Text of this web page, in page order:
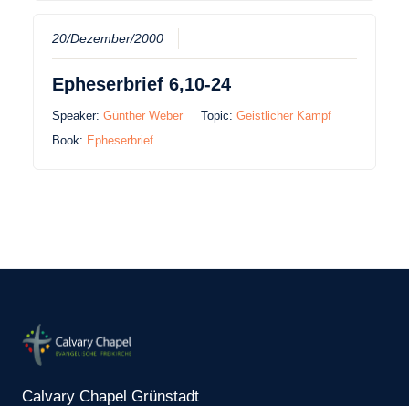
20/Dezember/2000
Epheserbrief 6,10-24
Speaker:Günther Weber Topic:Geistlicher Kampf
Book: Epheserbrief
Calvary Chapel Grünstadt